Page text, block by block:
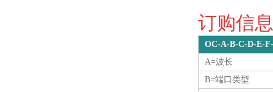
订购信
OC-A-B-C-D-E-
A=波长
B=端口类型